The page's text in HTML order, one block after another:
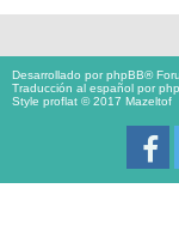
Desarrollado porphpBB®
Traducción al español por
Style proflat © 2017 Mazeltof